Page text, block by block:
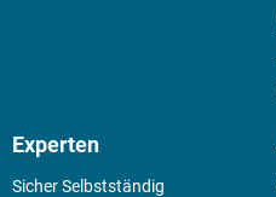
Experten
Sicher Selbstständig